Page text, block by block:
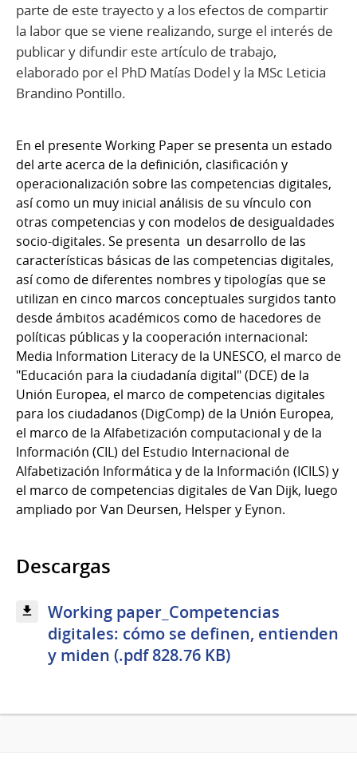
parte de este trayecto y a los efectos de compartir
la labor que se viene realizando, surge el interés de
publicar y difundir este artículo de trabajo,
elaborado por el PhD Matías Dodel y la MSc Leticia
Brandino Pontillo.
En el presente Working Paper se presenta un estado
del arte acerca de la definición, clasificación y
operacionalización sobre las competencias digitales,
así como un muy inicial análisis de su vínculo con
otras competencias y con modelos de desigualdades
socio-digitales. Se presenta un desarrollo de las
características básicas de las competencias digitales,
así como de diferentes nombres y tipologías que se
utilizan en cinco marcos conceptuales surgidos tanto
desde ámbitos académicos como de hacedores de
políticas públicas y la cooperación internacional:
Media Information Literacy de la UNESCO, el marco de
"Educación para la ciudadanía digital" (DCE) de la
Unión Europea, el marco de competencias digitales
para los ciudadanos (DigComp) de la Unión Europea,
el marco de la Alfabetización computacional y de la
Información (CIL) del Estudio Internacional de
Alfabetización Informática y de la Información (ICILS) y
el marco de competencias digitales de Van Dijk, luego
ampliado por Van Deursen, Helsper y Eynon.
Descargas
Working paper_Competencias
digitales: cómo se definen, entienden
y miden (.pdf 828.76 KB)